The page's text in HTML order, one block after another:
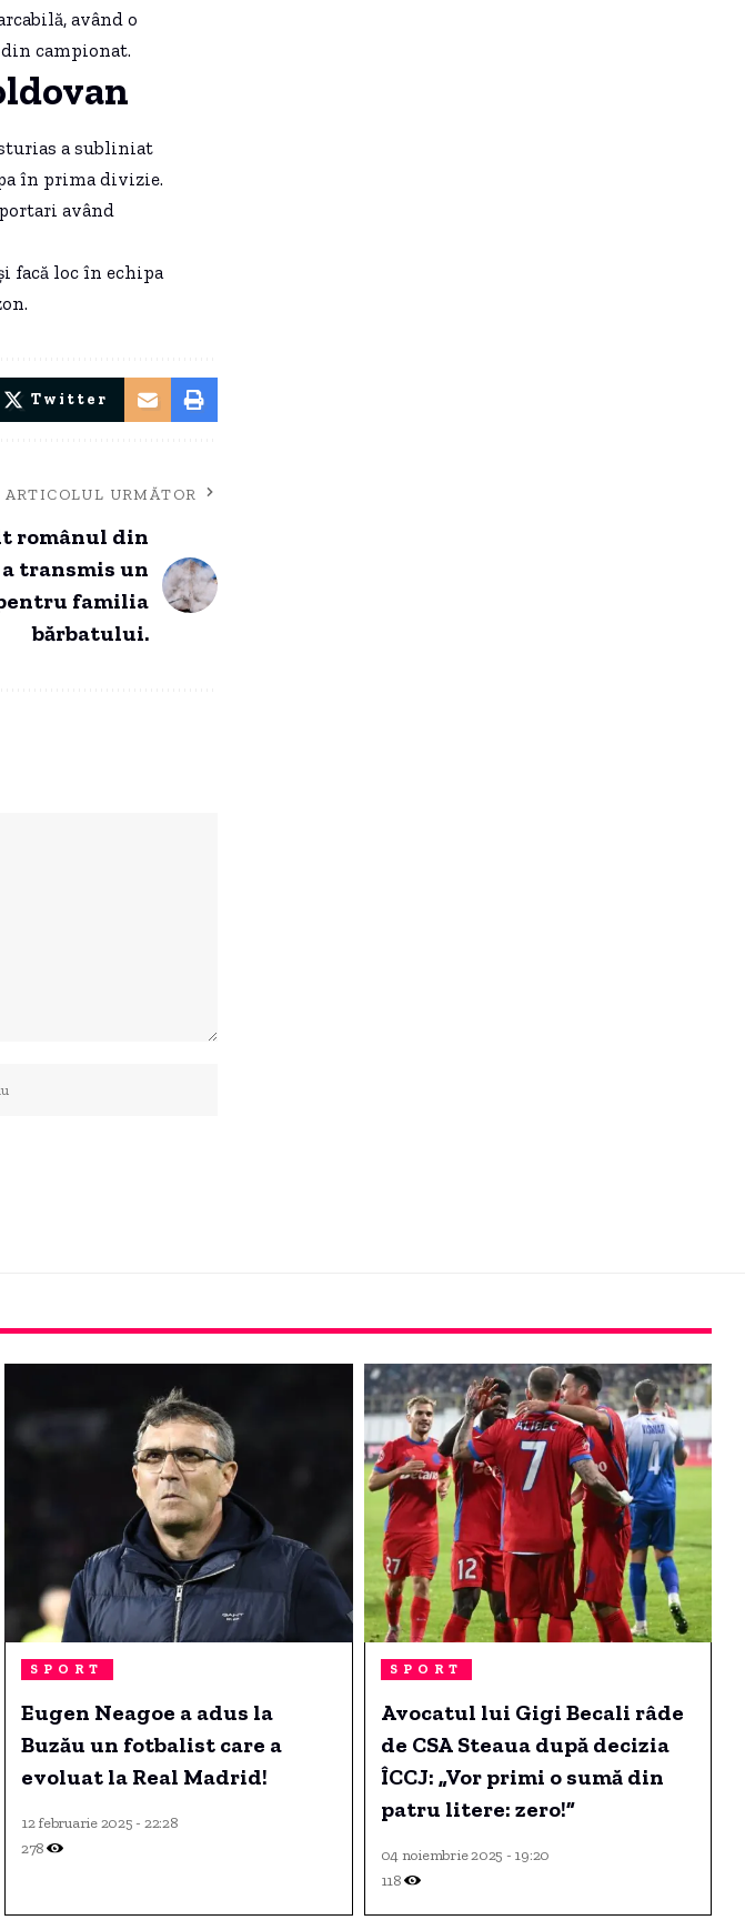
având o
campionat.
a subliniat
în prima divizie.
având
facă loc în echipa
Twitter
ARTICOLUL URMĂTOR
românul din
transmis un
familia
bărbatului.
SPORT
Eugen Neagoe a adus la
Buzău un fotbalist care a
evoluat la Real Madrid!
12 februarie 2025 - 22:28
278
SPORT
Avocatul lui Gigi Becali râde
de CSA Steaua după decizia
ÎCCJ: „Vor primi o sumă din
patru litere: zero!”
04 noiembrie 2025 - 19:20
118